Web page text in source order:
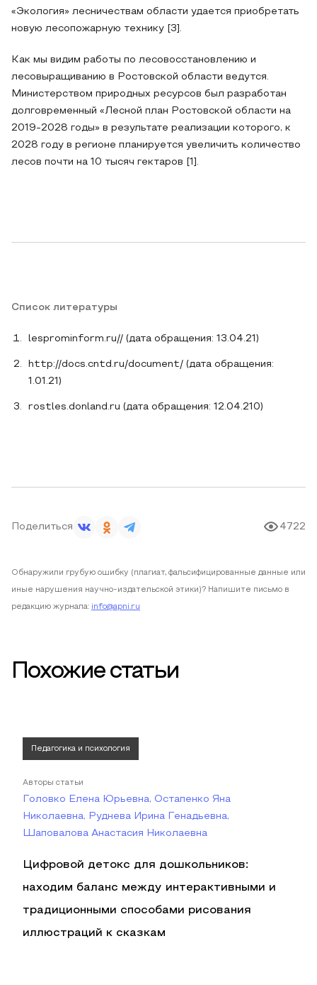
«Экология» лесничествам области удается приобретать
новую лесопожарную технику [3].
Как мы видим работы по лесовосстановлению и
лесовыращиванию в Ростовской области ведутся.
Министерством природных ресурсов был разработан
долговременный «Лесной план Ростовской области на
2019-2028 годы» в результате реализации которого, к
2028 году в регионе планируется увеличить количество
лесов почти на 10 тысяч гектаров [1].
Список литературы
lesprominform.ru// (дата обращения: 13.04.21)
http://docs.cntd.ru/document/ (дата обращения:
1.01.21)
rostles.donland.ru (дата обращения: 12.04.210)
Поделиться 4722
Обнаружили грубую ошибку (плагиат, фальсифицированные данные или
иные нарушения научно-издательской этики)? Напишите письмо в
редакцию журнала: info@apni.ru
Похожие статьи
Педагогика и психология
Авторы статьи
Головко Елена Юрьевна, Остапенко Яна
Николаевна, Руднева Ирина Генадьевна,
Шаповалова Анастасия Николаевна
Цифровой детокс для дошкольников:
находим баланс между интерактивными и
традиционными способами рисования
иллюстраций к сказкам